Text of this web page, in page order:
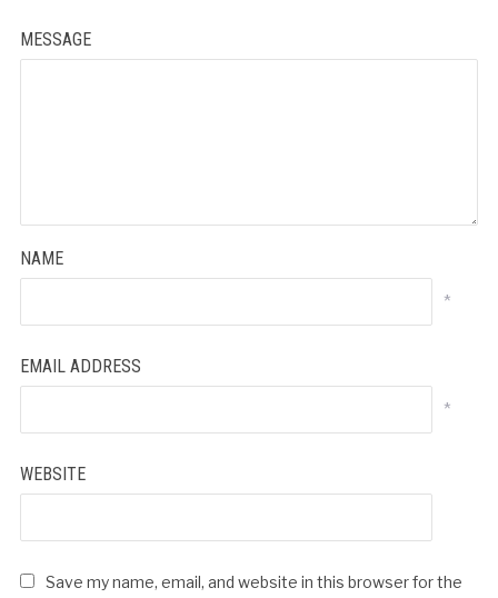
MESSAGE
NAME
*
EMAIL ADDRESS
*
WEBSITE
Save my name, email, and website in this browser for the